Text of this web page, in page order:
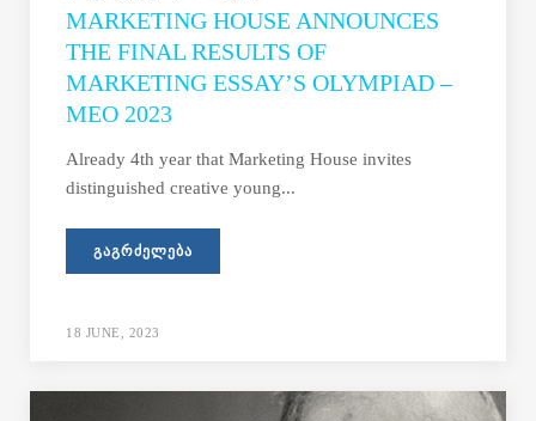
MARKETING HOUSE ANNOUNCES
THE FINAL RESULTS OF
MARKETING ESSAY’S OLYMPIAD –
MEO 2023
Already 4th year that Marketing House invites
distinguished creative young...
ᲒᲐᲒᲠᲫᲔᲚᲔᲑᲐ
18 JUNE, 2023